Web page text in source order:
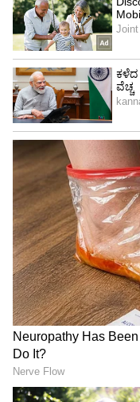
ಎಂದು ನಟ ಕಿರಣ್​
ಅಭಿಮಾನಿಗಳಿಂದ
ಹರಿದುಬರುತ್ತಿದೆ.